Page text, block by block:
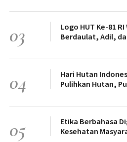
03
Logo HUT Ke-81
Berdaulat, Adil,
04
Hari Hutan
Pulihkan Hutan,
05
Etika Berbahasa
Kesehatan